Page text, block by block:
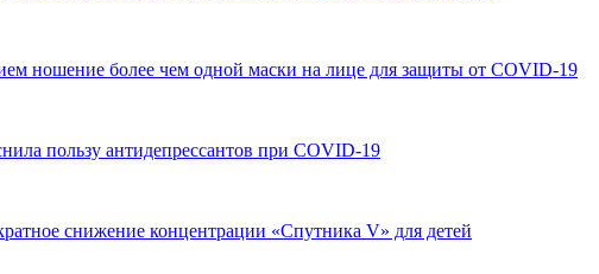
ношение более чем одной маски на лице для защиты от COVID-19
пользу антидепрессантов при COVID-19
снижение концентрации «Спутника V» для детей